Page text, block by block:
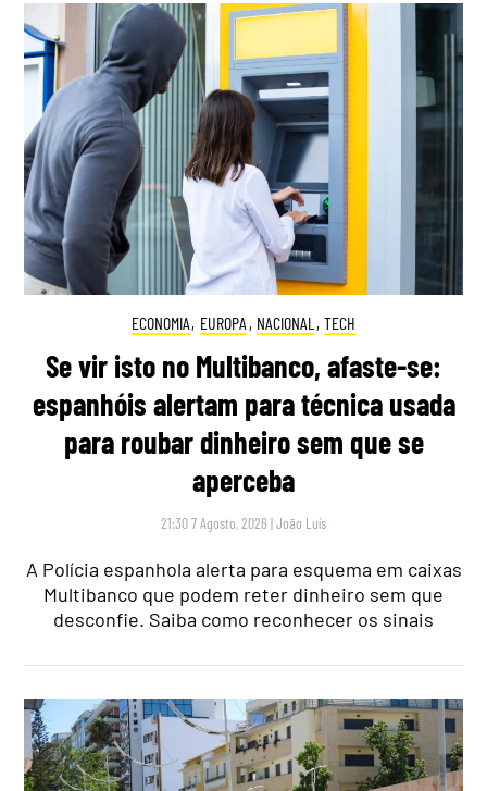
ECONOMIA, EUROPA , NACIONAL , TECH
Se vir isto no Multibanco, afaste-se:
espanhóis alertam para técnica usada
para roubar dinheiro sem que se
aperceba
21:30 7 Agosto, 2026 |João Luís
A Polícia espanhola alerta para esquema em caixas
Multibanco que podem reter dinheiro sem que
desconfie. Saiba como reconhecer os sinais